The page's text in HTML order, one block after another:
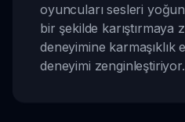
oyuncuları sesleri
bir şekilde
deneyimine karmaşıklık
deneyimi zenginleştiriyor.